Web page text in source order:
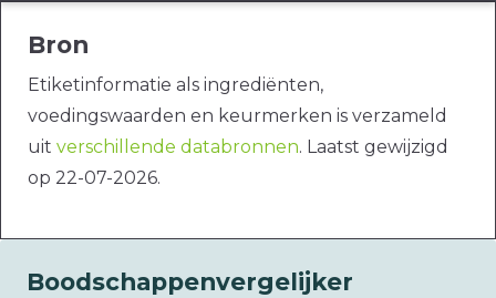
Bron
Etiketinformatie als ingrediënten,
voedingswaarden en keurmerken is verzameld
uit verschillende databronnen. Laatst gewijzigd
op 22-07-2026.
Boodschappenvergelijker